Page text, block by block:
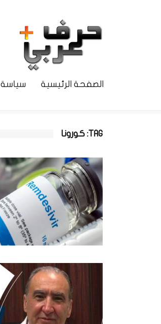
الصفحة الرئيسية سياسة
TAG: كورونا